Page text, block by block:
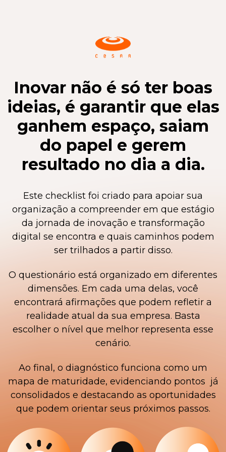
Inovar não é só ter boas
ideias, é garantir que elas
ganhem espaço, saiam
do papel e gerem
resultado no dia a dia.
Este checklist foi criado para apoiar sua
organização a compreender em que estágio
da jornada de inovação e transformação
digital se encontra e quais caminhos podem
ser trilhados a partir disso.
O questionário está organizado em diferentes
dimensões. Em cada uma delas, você
encontrará afirmações que podem refletir a
realidade atual da sua empresa. Basta
escolher o nível que melhor representa esse
cenário.
Ao final, o diagnóstico funciona como um
mapa de maturidade, evidenciando pontos já
consolidados e destacando as oportunidades
que podem orientar seus próximos passos.